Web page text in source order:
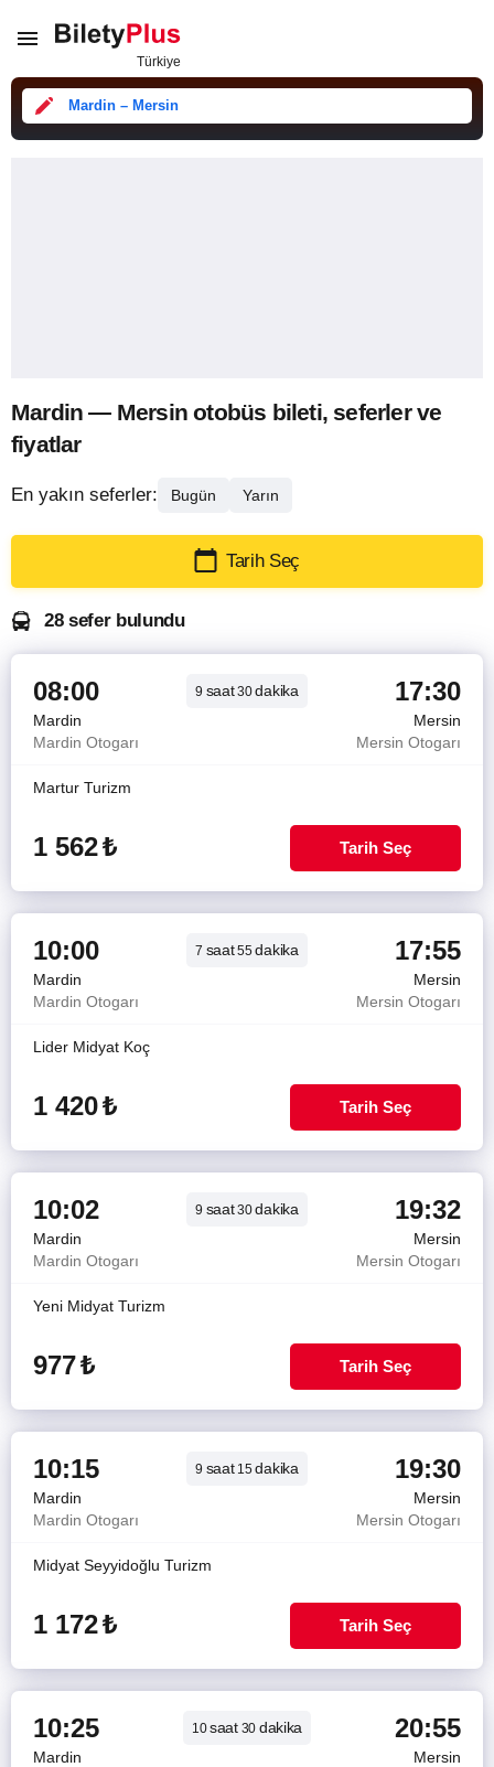
Mardin – Mersin
Mardin — Mersin otobüs bileti, seferler ve
fiyatlar
En yakın seferler: Bugün Yarın
Tarih Seç
28 sefer bulundu
08:00 9 saat30dakika 17:30
Mardin
Mersin
Mardin Otogarı
Mersin Otogarı
Martur Turizm
1 562₺ Tarih Seç
10:00 7 saat55dakika 17:55
Mardin
Mersin
Mardin Otogarı
Mersin Otogarı
Lider Midyat Koç
1 420₺ Tarih Seç
10:02 9 saat30dakika 19:32
Mardin
Mersin
Mardin Otogarı
Mersin Otogarı
Yeni Midyat Turizm
977₺ Tarih Seç
10:15 9 saat15dakika 19:30
Mardin
Mersin
Mardin Otogarı
Mersin Otogarı
Midyat Seyyidoğlu Turizm
1 172₺ Tarih Seç
10:25 10saat30 dakika 20:55
Mardin
Mersin